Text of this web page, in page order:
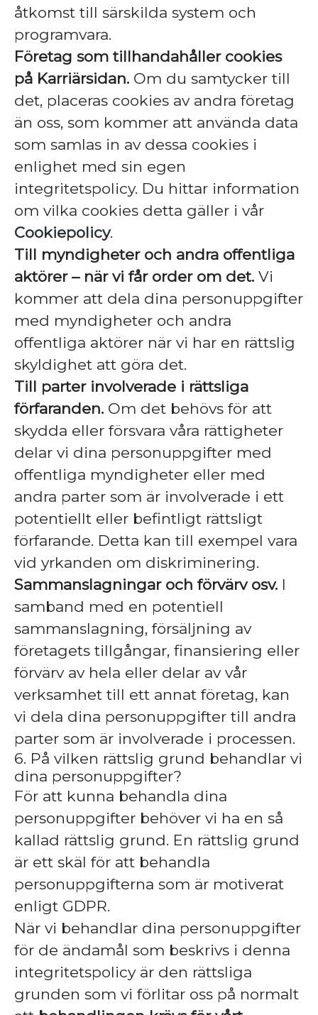
åtkomst till särskilda system och
programvara.
Företag som tillhandahåller cookies
på Karriärsidan. Om du samtycker till
det, placeras cookies av andra företag
än oss, som kommer att använda data
som samlas in av dessa cookies i
enlighet med sin egen
integritetspolicy. Du hittar information
om vilka cookies detta gäller i vår
Cookiepolicy.
Till myndigheter och andra offentliga
aktörer – när vi får order om det. Vi
kommer att dela dina personuppgifter
med myndigheter och andra
offentliga aktörer när vi har en rättslig
skyldighet att göra det.
Till parter involverade i rättsliga
förfaranden. Om det behövs för att
skydda eller försvara våra rättigheter
delar vi dina personuppgifter med
offentliga myndigheter eller med
andra parter som är involverade i ett
potentiellt eller befintligt rättsligt
förfarande. Detta kan till exempel vara
vid yrkanden om diskriminering.
Sammanslagningar och förvärv osv. I
samband med en potentiell
sammanslagning, försäljning av
företagets tillgångar, finansiering eller
förvärv av hela eller delar av vår
verksamhet till ett annat företag, kan
vi dela dina personuppgifter till andra
parter som är involverade i processen.
6. På vilken rättslig grund behandlar vi
dina personuppgifter?
För att kunna behandla dina
personuppgifter behöver vi ha en så
kallad rättslig grund. En rättslig grund
är ett skäl för att behandla
personuppgifterna som är motiverat
enligt GDPR.
När vi behandlar dina personuppgifter
för de ändamål som beskrivs i denna
integritetspolicy är den rättsliga
grunden som vi förlitar oss på normalt